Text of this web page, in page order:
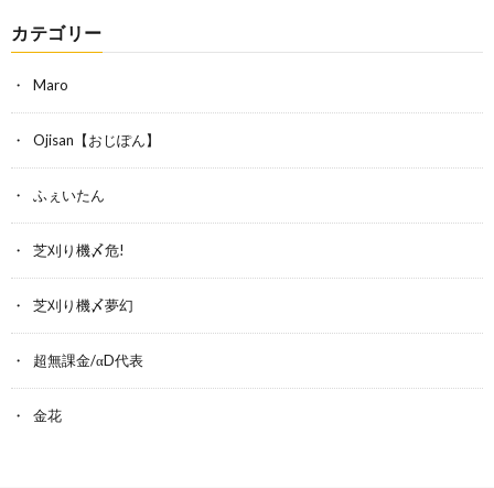
カテゴリー
Maro
Ojisan【おじぽん】
ふぇいたん
芝刈り機〆危!
芝刈り機〆夢幻
超無課金/αD代表
金花